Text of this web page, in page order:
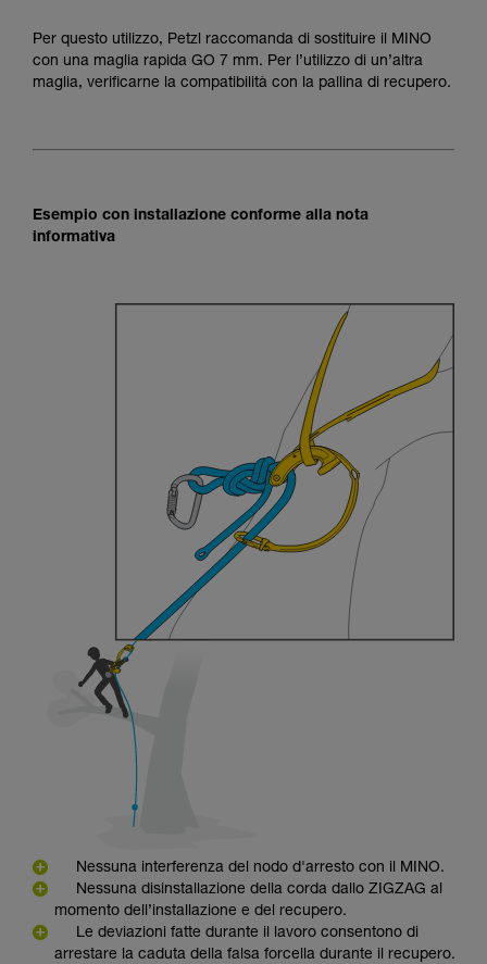
Per questo utilizzo, Petzl raccomanda di sostituire il MINO
con una maglia rapida GO 7 mm. Per l’utilizzo di un’altra
maglia, verificarne la compatibilità con la pallina di recupero.
Esempio con installazione conforme alla nota
informativa
Nessuna interferenza del nodo d'arresto con il MINO.
Nessuna disinstallazione della corda dallo ZIGZAG al
momento dell’installazione e del recupero.
Le deviazioni fatte durante il lavoro consentono di
arrestare la caduta della falsa forcella durante il recupero.